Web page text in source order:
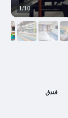
فندق
1/10